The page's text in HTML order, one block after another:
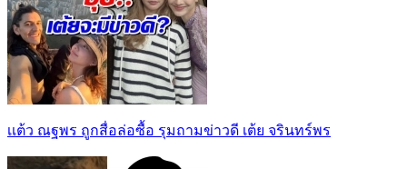
เเต้ว ณฐพร ถูกสื่อล่อซื้อ รุมถามข่าวดี เต้ย จรินทร์พร